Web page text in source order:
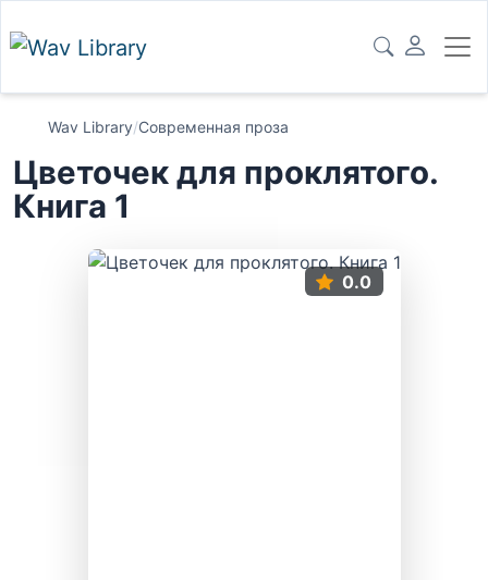
Wav Library/Современная проза
Цветочек для проклятого.
Книга 1
0.0